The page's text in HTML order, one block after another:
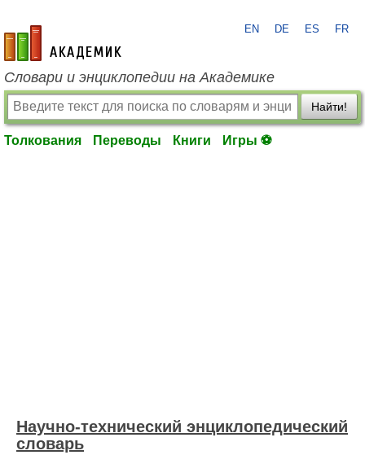
academic.ru
EN DE ES FR
Словари и энциклопедии на Академике
Найти!
Толкования Переводы Книги Игры ⚽
Научно-технический энциклопедический
словарь